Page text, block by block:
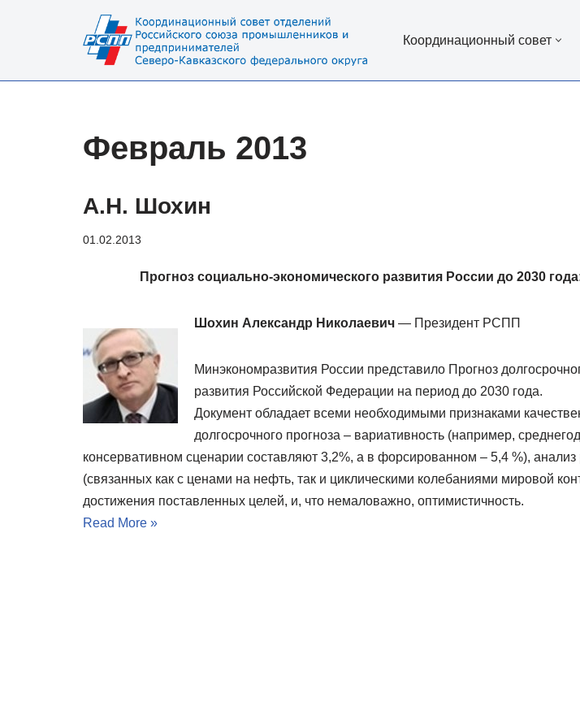
Координационный совет
Февраль 2013
А.Н. Шохин
01.02.2013
Прогноз социально-экономического развития России до 2030
Шохин Александр Николаевич — Президент РСПП
Минэкономразвития России представило Прогноз
развития Российской Федерации на период до 2030 года.
Документ обладает всеми необходимыми признаками
долгосрочного прогноза – вариативность (например,
консервативном сценарии составляют 3,2%, а в форсированном – 5,4 %), анализ
(связанных как с ценами на нефть, так и циклическими колебаниями мировой
достижения поставленных целей, и, что немаловажно, оптимистичность.
Read More »